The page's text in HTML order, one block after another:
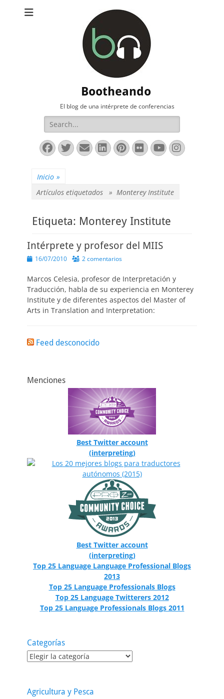
Bootheando
El blog de una intérprete de conferencias
Buscar:
Facebook
Twitter
Correo
electrónico
LinkedIn
Pinterest
FlickrYouTube
Inicio »
Artículos etiquetados » Monterey Institute
Etiqueta: Monterey Institute
Intérprete y profesor del MIIS
Publicado
16/07/2010 2 comentarios
Marcos Celesia, profesor de Interpretación y
Traducción, habla de su experiencia en Monterey
Institute y de diferentes aspectos del Master of
Arts in Translation and Interpretation:
Feed desconocido
Menciones
Best Twitter account
(interpreting)
Best Twitter account
(interpreting)
Top 25 Language Language Professional Blogs
2013
Top 25 Language Professionals Blogs
Top 25 Language Twitterers 2012
Top 25 Language Professionals Blogs 2011
Categorías
Categorías
Agricultura y Pesca